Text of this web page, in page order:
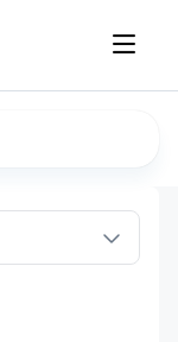
